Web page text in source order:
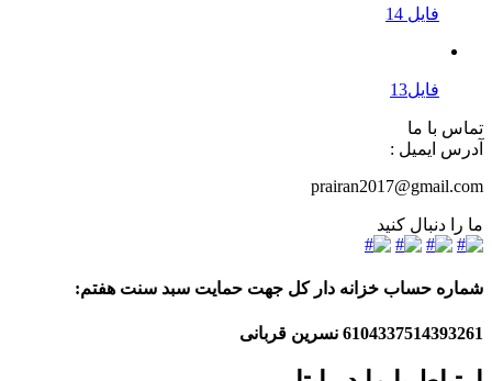
فایل 14
فایل13
تماس با ما
آدرس ایمیل :
prairan2017@gmail.com
ما را دنبال کنید
شماره حساب خزانه دار کل جهت حمایت سبد سنت هفتم:
6104337514393261 نسرین قربانی